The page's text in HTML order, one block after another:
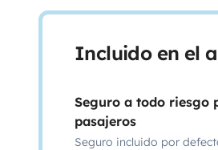
Incluido en el
Seguro a todo riesgo
pasajeros
Seguro incluido por